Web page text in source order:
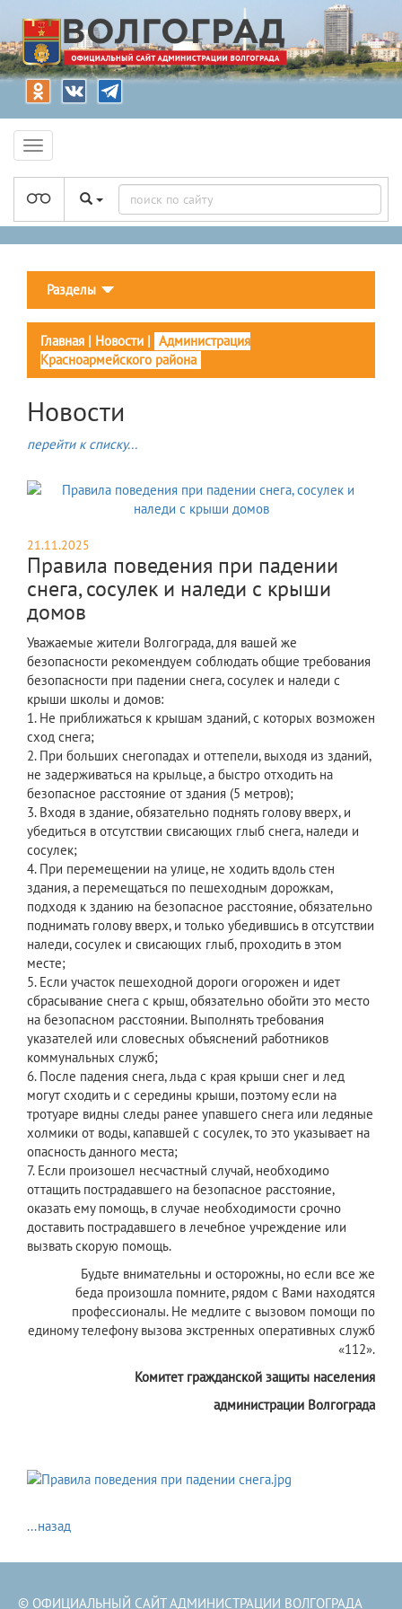
Разделы
Главная | Новости | Администрация
Красноармейского района
Новости
перейти к списку...
21.11.2025
Правила поведения при падении
снега, сосулек и наледи с крыши
домов
Уважаемые жители Волгограда, для вашей же
безопасности рекомендуем соблюдать общие требования
безопасности при падении снега, сосулек и наледи с
крыши школы и домов:
1. Не приближаться к крышам зданий, с которых возможен
сход снега;
2. При больших снегопадах и оттепели, выходя из зданий,
не задерживаться на крыльце, а быстро отходить на
безопасное расстояние от здания (5 метров);
3. Входя в здание, обязательно поднять голову вверх, и
убедиться в отсутствии свисающих глыб снега, наледи и
сосулек;
4. При перемещении на улице, не ходить вдоль стен
здания, а перемещаться по пешеходным дорожкам,
подходя к зданию на безопасное расстояние, обязательно
поднимать голову вверх, и только убедившись в отсутствии
наледи, сосулек и свисающих глыб, проходить в этом
месте;
5. Если участок пешеходной дороги огорожен и идет
сбрасывание снега с крыш, обязательно обойти это место
на безопасном расстоянии. Выполнять требования
указателей или словесных объяснений работников
коммунальных служб;
6. После падения снега, льда с края крыши снег и лед
могут сходить и с середины крыши, поэтому если на
тротуаре видны следы ранее упавшего снега или ледяные
холмики от воды, капавшей с сосулек, то это указывает на
опасность данного места;
7. Если произошел несчастный случай, необходимо
оттащить пострадавшего на безопасное расстояние,
оказать ему помощь, в случае необходимости срочно
доставить пострадавшего в лечебное учреждение или
вызвать скорую помощь.
Будьте внимательны и осторожны, но если все же
беда произошла помните, рядом с Вами находятся
профессионалы. Не медлите с вызовом помощи по
единому телефону вызова экстренных оперативных служб
«112».
Комитет гражданской защиты населения
администрации Волгограда
...назад
© ОФИЦИАЛЬНЫЙ САЙТ АДМИНИСТРАЦИИ ВОЛГОГРАДА